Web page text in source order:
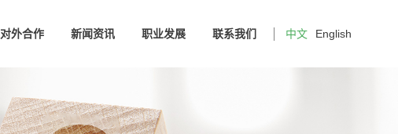
中文 English
对外合作 新闻资讯 职业发展 联系我们